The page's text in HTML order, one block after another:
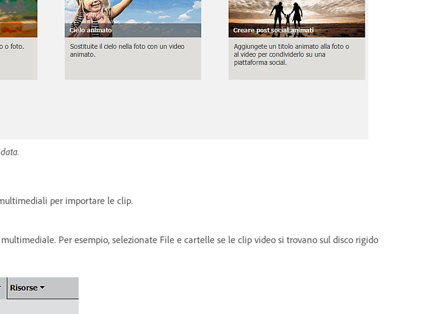
per importare le clip.
Per esempio, selezionate File e cartelle se le clip video si trovano sul disco rigido